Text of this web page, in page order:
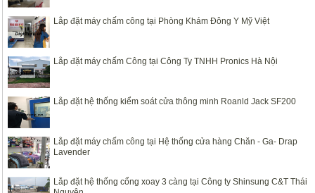
Lắp đặt máy chấm công tại Phòng Khám Đông Y Mỹ Việt
Lắp đặt máy chấm Công tại Công Ty TNHH Pronics Hà Nội
Lắp đặt hệ thống kiểm soát cửa thông minh Roanld Jack SF200
Lắp đặt máy chấm công tại Hệ thống cửa hàng Chăn - Ga- Drap
Lavender
Lắp đặt hệ thống cổng xoay 3 càng tại Công ty Shinsung C&T Thái